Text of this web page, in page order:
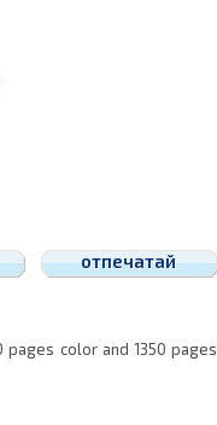
отпечатай
pages color and 1350 pages